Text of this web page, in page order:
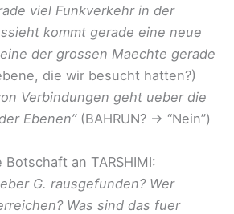
viel Funkverkehr in der
kommt gerade eine neue
der grossen Maechte gerade
die wir besucht hatten?)
Verbindungen geht ueber die
Ebenen”(BAHRUN? -> “Nein”)
an TARSHIMI:
G. rausgefunden? Wer
Was sind das fuer